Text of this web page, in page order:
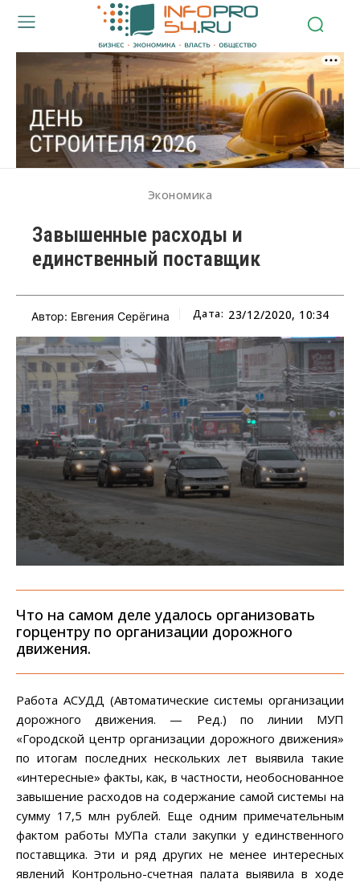
Экономика
Завышенные расходы и
единственный поставщик
Автор: Евгения Серёгина Дата: 23/12/2020, 10:34
Что на самом деле удалось организовать
горцентру по организации дорожного
движения.
Работа АСУДД (Автоматические системы организации
дорожного движения. — Ред.) по линии МУП
«Городской центр организации дорожного движения»
по итогам последних нескольких лет выявила такие
«интересные» факты, как, в частности, необоснованное
завышение расходов на содержание самой системы на
сумму 17,5 млн рублей. Еще одним примечательным
фактом работы МУПа стали закупки у единственного
поставщика. Эти и ряд других не менее интересных
явлений Контрольно-счетная палата выявила в ходе